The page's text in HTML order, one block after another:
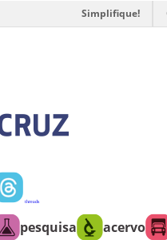
Simplifique!
threads
pesquisa acervo